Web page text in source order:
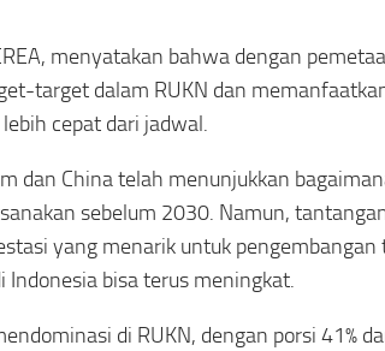
menyatakan bahwa dengan
target dalam RUKN dan
cepat dari jadwal.
dan China telah menunjukkan
sebelum 2030. Namun,
yang menarik untuk pengembangan
Indonesia bisa terus meningkat.
di RUKN, dengan porsi 41%